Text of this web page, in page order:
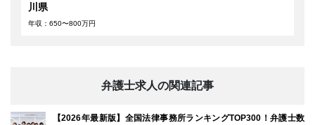
川県
年収：650〜800万円
弁護士求人の関連記事
【2026年最新版】全国法律事務所ランキングTOP300！弁護士数